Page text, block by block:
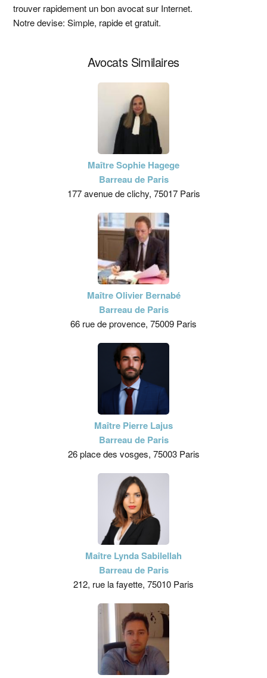
principale
trouver rapidement un bon avocat sur Internet.
Notre devise: Simple, rapide et gratuit.
Avocats Similaires
Maître Sophie Hagege
Barreau de Paris
177 avenue de clichy, 75017 Paris
Maître Olivier Bernabé
Barreau de Paris
66 rue de provence, 75009 Paris
Maître Pierre Lajus
Barreau de Paris
26 place des vosges, 75003 Paris
Maître Lynda Sabilellah
Barreau de Paris
212, rue la fayette, 75010 Paris